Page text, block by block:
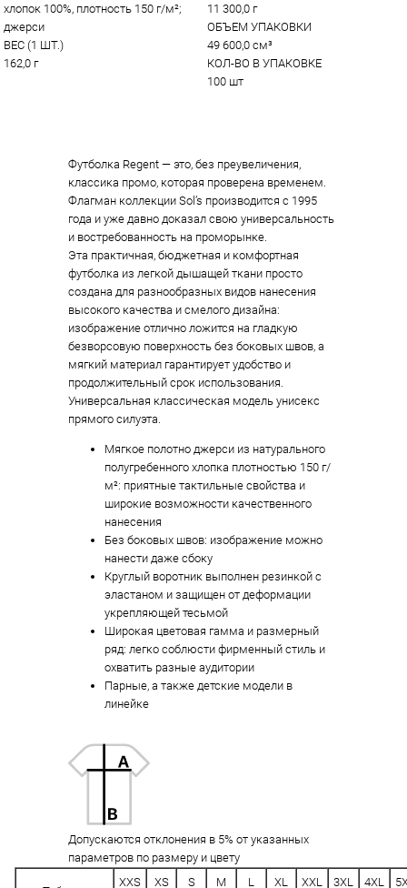
хлопок 100%, плотность 150 г/м²;
джерси
ВЕС (1 ШТ.)
162,0 г
11 300,0 г
ОБЪЕМ УПАКОВКИ
49 600,0 см³
КОЛ-ВО В УПАКОВКЕ
100 шт
Футболка Regent — это, без преувеличения,
классика промо, которая проверена временем.
Флагман коллекции Sol’s производится с 1995
года и уже давно доказал свою универсальность
и востребованность на проморынке.
Эта практичная, бюджетная и комфортная
футболка из легкой дышащей ткани просто
создана для разнообразных видов нанесения
высокого качества и смелого дизайна:
изображение отлично ложится на гладкую
безворсовую поверхность без боковых швов, а
мягкий материал гарантирует удобство и
продолжительный срок использования.
Универсальная классическая модель унисекс
прямого силуэта.
Мягкое полотно джерси из натурального
полугребенного хлопка плотностью 150 г/
м²: приятные тактильные свойства и
широкие возможности качественного
нанесения
Без боковых швов: изображение можно
нанести даже сбоку
Круглый воротник выполнен резинкой с
эластаном и защищен от деформации
укрепляющей тесьмой
Широкая цветовая гамма и размерный
ряд: легко соблюсти фирменный стиль и
охватить разные аудитории
Парные, а также детские модели в
линейке
Допускаются отклонения в 5% от указанных
параметров по размеру и цвету
XXS
XS
S
M
L
XL
XXL
3XL
4XL